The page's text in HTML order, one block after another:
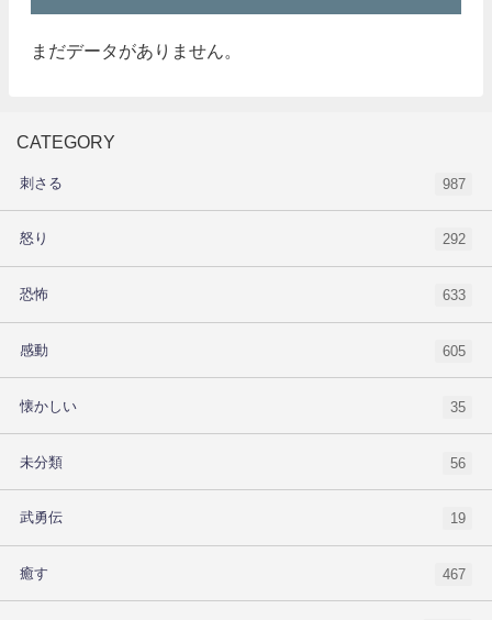
まだデータがありません。
CATEGORY
刺さる 987
怒り 292
恐怖 633
感動 605
懐かしい 35
未分類 56
武勇伝 19
癒す 467